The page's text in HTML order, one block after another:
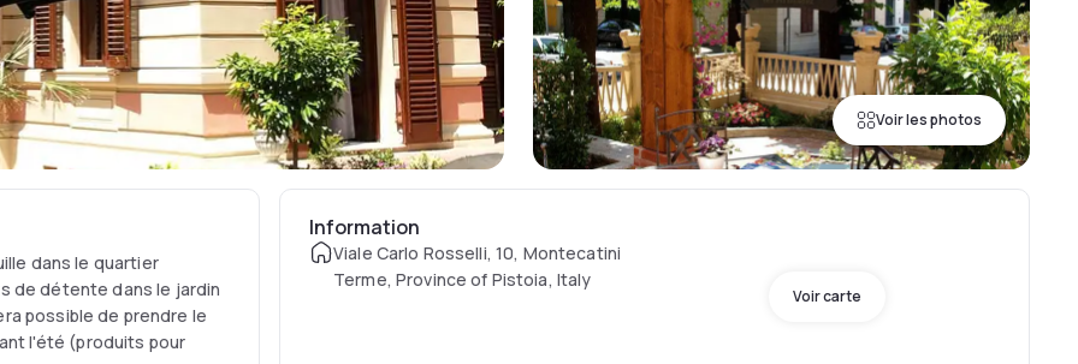
Voir les photos
dans le quartier
de détente dans le jardin
possible de prendre le
l'été (produits pour
Information
Viale Carlo Rosselli, 10, Montecatini
Terme, Province of Pistoia, Italy
Voir carte